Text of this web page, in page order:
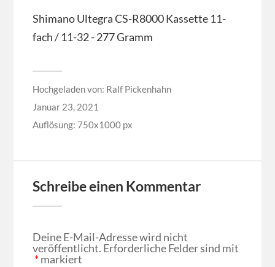
Shimano Ultegra CS-R8000 Kassette 11-
fach / 11-32 - 277 Gramm
Hochgeladen von: Ralf Pickenhahn
Januar 23, 2021
Auflösung: 750x1000 px
Schreibe einen Kommentar
Deine E-Mail-Adresse wird nicht
veröffentlicht. Erforderliche Felder sind mit
*markiert